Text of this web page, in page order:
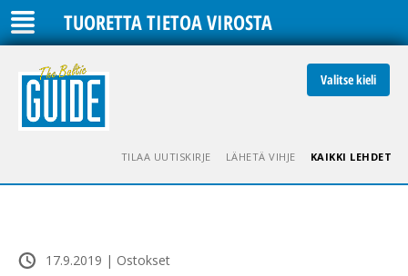
TUORETTA TIETOA VIROSTA
Valitse kieli
TILAA UUTISKIRJE LÄHETÄ VIHJE KAIKKI LEHDET
17.9.2019 | Ostokset